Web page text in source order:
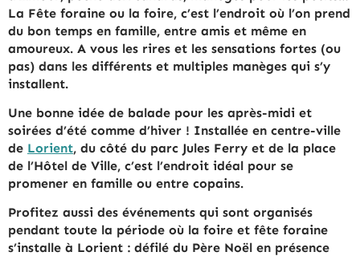
La Fête foraine ou la foire, c’est l’endroit où l’on prend
du bon temps en famille, entre amis et même en
amoureux. A vous les rires et les sensations fortes (ou
pas) dans les différents et multiples manèges qui s’y
installent.
Une bonne idée de balade pour les après-midi et
soirées d’été comme d’hiver ! Installée en centre-ville
de Lorient, du côté du parc Jules Ferry et de la place
de l’Hôtel de Ville, c’est l’endroit idéal pour se
promener en famille ou entre copains.
Profitez aussi des événements qui sont organisés
pendant toute la période où la foire et fête foraine
s’installe à Lorient : défilé du Père Noël en présence